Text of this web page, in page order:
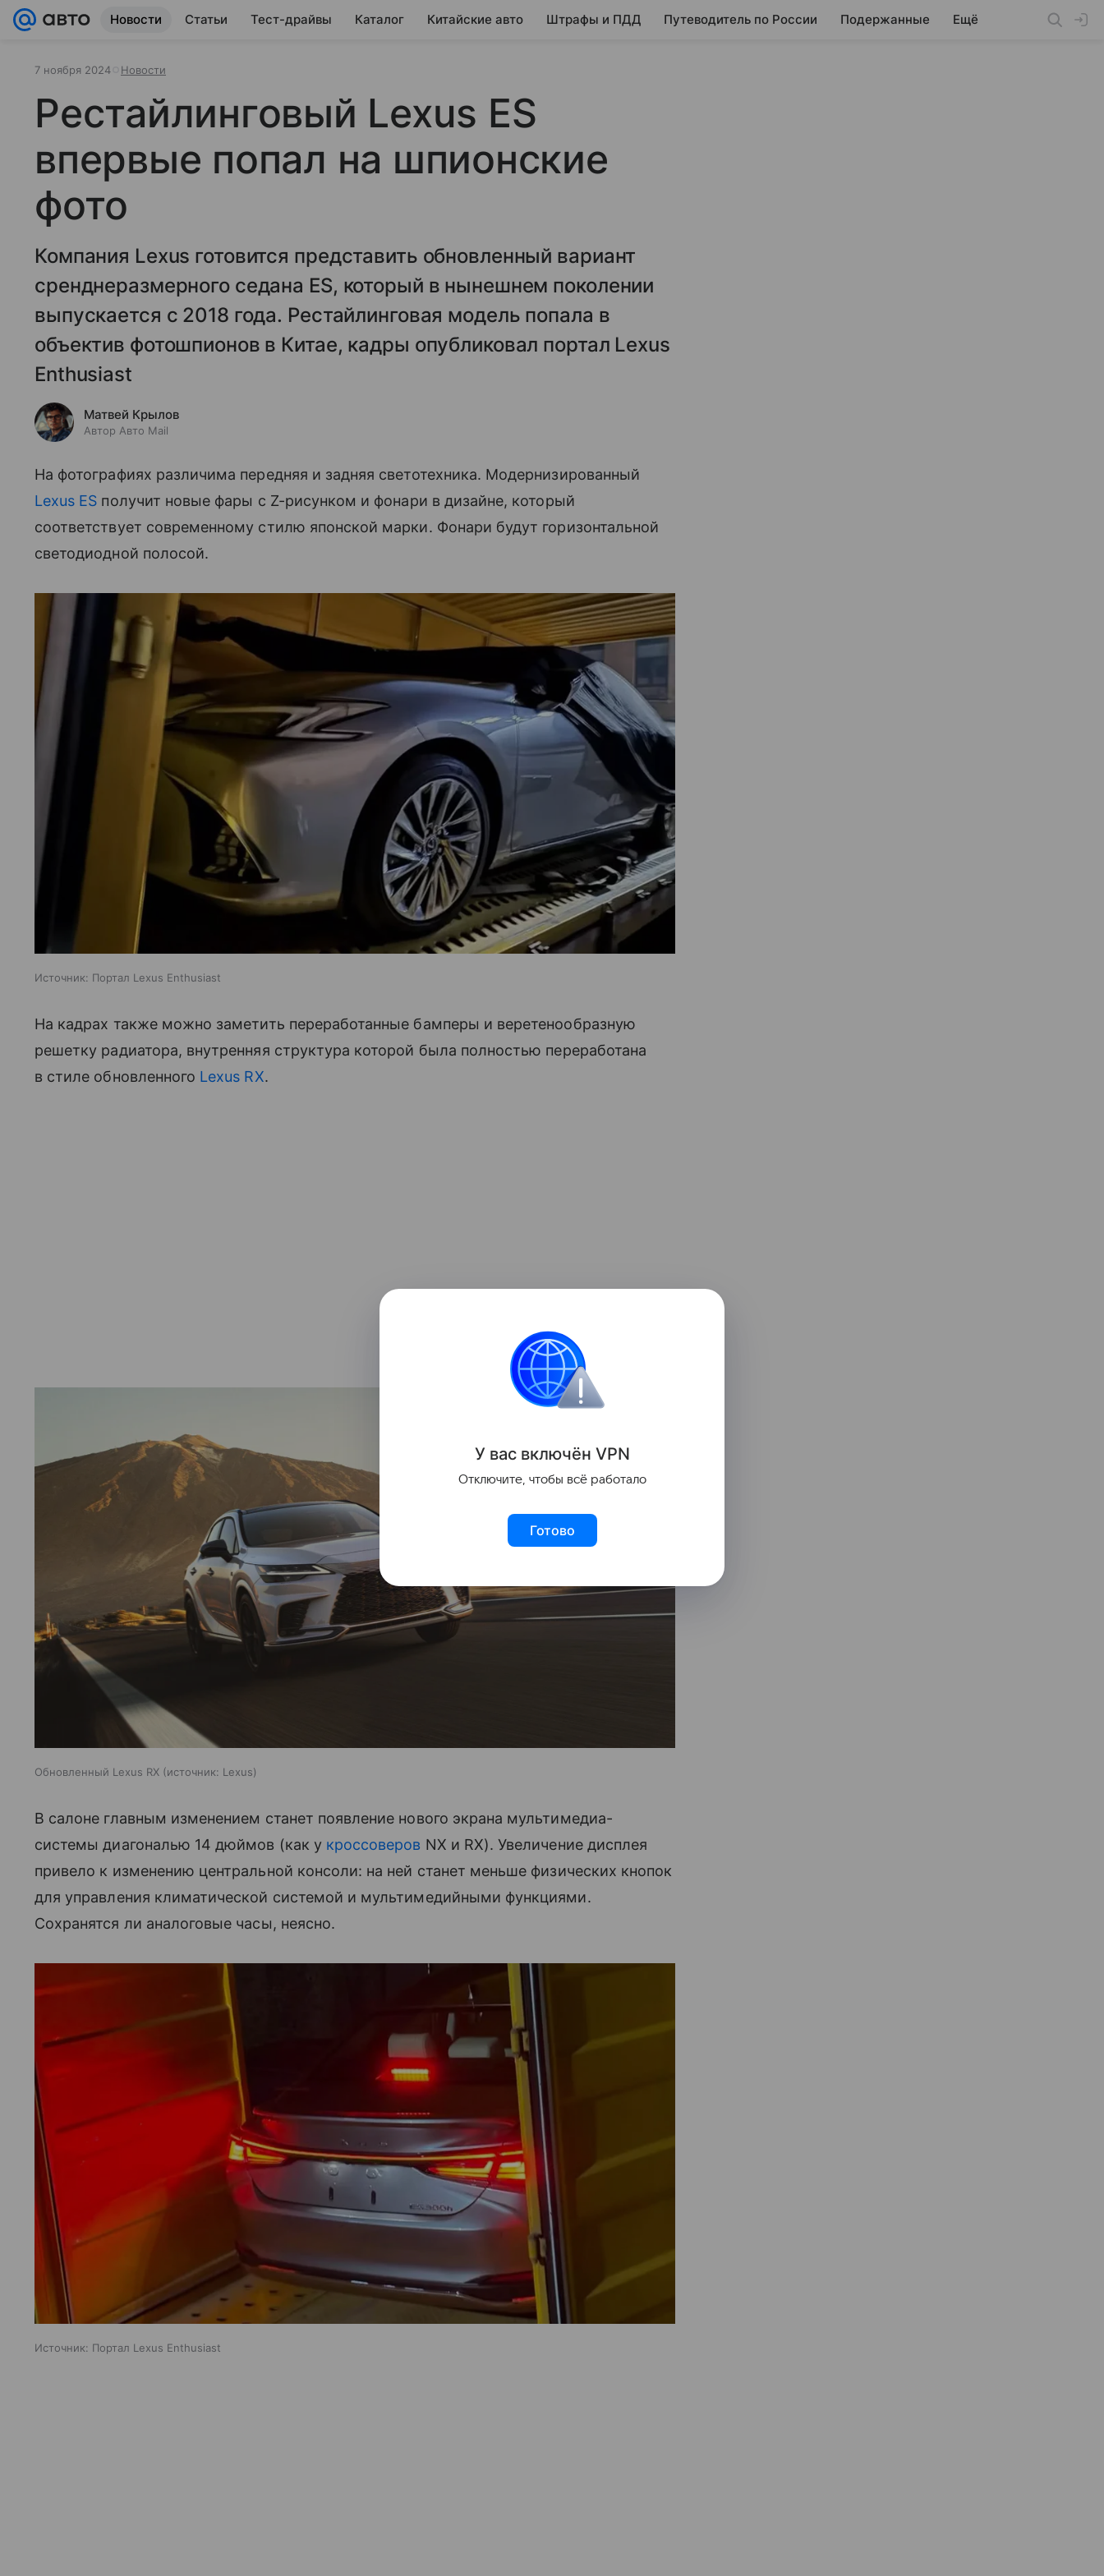
Новости Статьи Тест-драйвы Каталог Китайские авто Штрафы и ПДД Путеводитель по России Подержанные Ещё
7 ноября 2024 Новости
Рестайлинговый Lexus ES
впервые попал на шпионские
фото
Компания Lexus готовится представить обновленный вариант
сренднеразмерного седана ES, который в нынешнем поколении
выпускается с 2018 года. Рестайлинговая модель попала в
объектив фотошпионов в Китае, кадры опубликовал портал Lexus
Enthusiast
Матвей Крылов
Автор Авто Mail
На фотографиях различима передняя и задняя светотехника. Модернизированный
Lexus ES получит новые фары с Z-рисунком и фонари в дизайне, который
соответствует современному стилю японской марки. Фонари будут горизонтальной
светодиодной полосой.
Источник: Портал Lexus Enthusiast
На кадрах также можно заметить переработанные бамперы и веретенообразную
решетку радиатора, внутренняя структура которой была полностью переработана
в стиле обновленного Lexus RX.
Обновленный Lexus RX источник: Lexus
В салоне главным изменением станет появление нового экрана мультимедиа-
системы диагональю 14 дюймов (как у кроссоверов NX и RX). Увеличение дисплея
привело к изменению центральной консоли: на ней станет меньше физических кнопок
для управления климатической системой и мультимедийными функциями.
Сохранятся ли аналоговые часы, неясно.
Источник: Портал Lexus Enthusiast
У вас включён VPN
Отключите, чтобы всё работало
Готово